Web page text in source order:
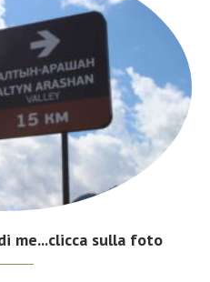
me...clicca sulla foto